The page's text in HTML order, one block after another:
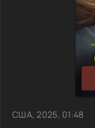
США, 2025, 01:48